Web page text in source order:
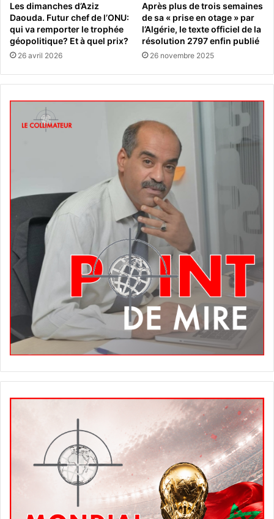
Les dimanches d’Aziz
Daouda. Futur chef de l’ONU:
qui va remporter le trophée
géopolitique? Et à quel prix?
26 avril 2026
Après plus de trois semaines
de sa « prise en otage » par
l’Algérie, le texte officiel de la
résolution 2797 enfin publié
26 novembre 2025